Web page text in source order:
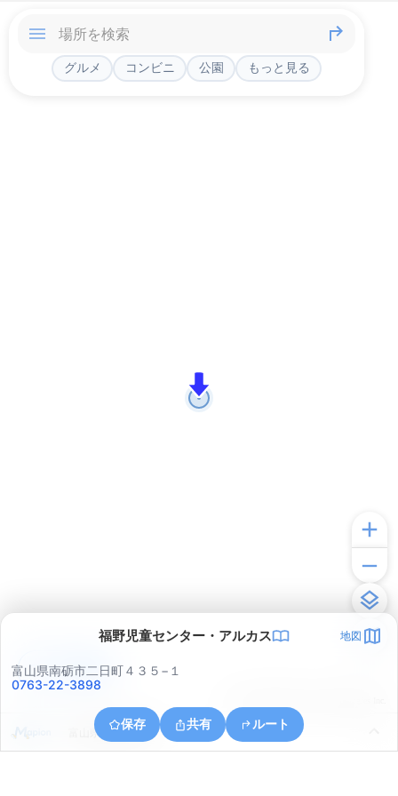
グルメ コンビニ 公園 もっと見る
福野児童センター・アルカス 地図
富山県南砺市二日町４３５−１
0763-22-3898
保存 共有 ルート
富山県南砺市院林
アプリで見る